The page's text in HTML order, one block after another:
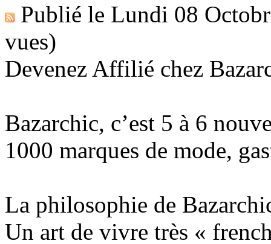
Publié le Lundi 08
vues)
Devenez Affilié chez
Bazarchic, c’est 5 à 6
1000 marques de mode,
La philosophie de
Un art de vivre très «